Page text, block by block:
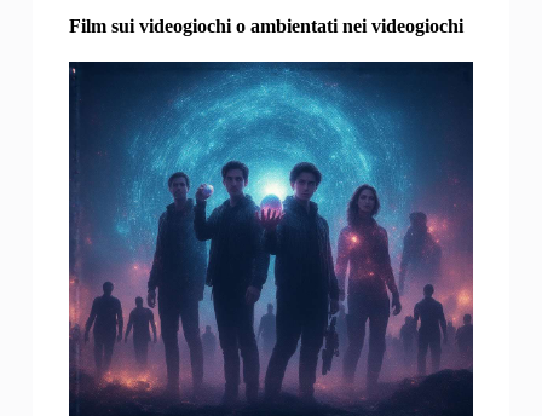
Film sui videogiochi o ambientati nei videogiochi